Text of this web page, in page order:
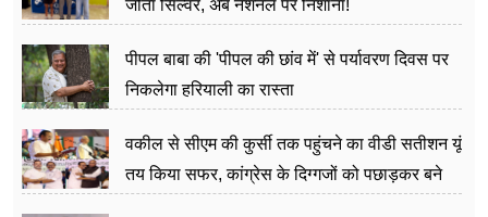
जीता सिल्वर, अब नेशनल पर निशाना!
पीपल बाबा की 'पीपल की छांव में' से पर्यावरण दिवस पर
निकलेगा हरियाली का रास्ता
वकील से सीएम की कुर्सी तक पहुंचने का वीडी सतीशन यूं
तय किया सफर, कांग्रेस के दिग्गजों को पछाड़कर बने